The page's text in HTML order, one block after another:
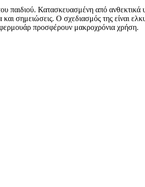
παιδιού. Κατασκευασμένη από ανθεκτικά
σημειώσεις. Ο σχεδιασμός της είναι
φερμουάρ προσφέρουν μακροχρόνια χρήση.